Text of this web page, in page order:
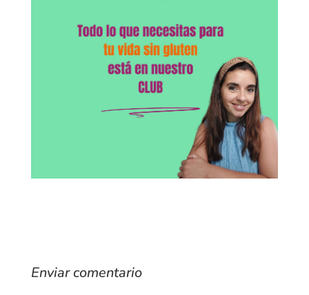
Enviar comentario